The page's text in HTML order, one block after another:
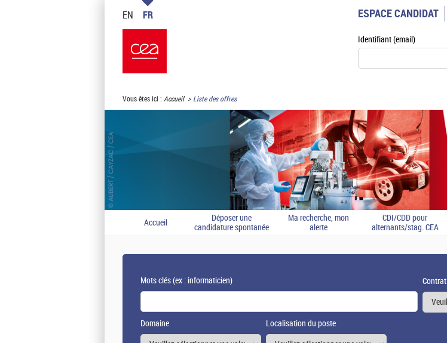
EN FR ESPACE CANDIDAT
Identifiant (email)
Vous êtes ici : Accueil Liste des offres
Accueil
Déposer une
candidature spontanée
Ma recherche, mon
alerte
CDI/CDD pour
alternants/stag. CEA
Mots clés(ex : informaticien) Contrat
Domaine Localisation du poste